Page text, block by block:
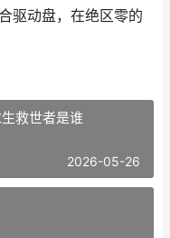
驱动盘，在绝区零的
救世者是谁
2026-05-26